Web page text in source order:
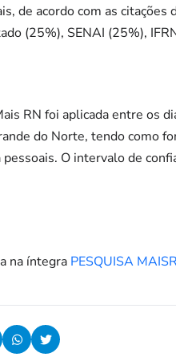
de acordo com as
(25%), SENAI (25%),
RN foi aplicada entre os
do Norte, tendo como
O intervalo de
na íntegra PESQUISA